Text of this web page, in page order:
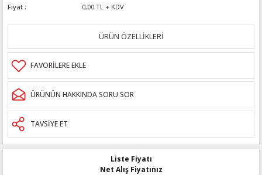
KASNAKLI ALTERNATÖRLER - 1500
Fiyat
0,00 TL + KDV
ÜRÜN ÖZELLİKLERİ
ÜRÜNÜN HAKKINDA SORU SOR
TAVSİYE ET
Liste Fiyatı
Net Alış Fiyatınız